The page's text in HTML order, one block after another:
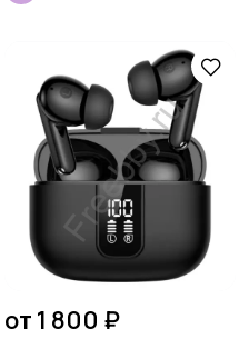
от 1 800 ₽